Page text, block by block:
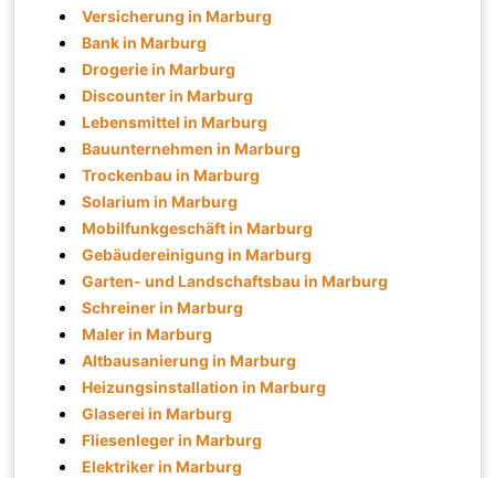
Versicherung in Marburg
Bank in Marburg
Drogerie in Marburg
Discounter in Marburg
Lebensmittel in Marburg
Bauunternehmen in Marburg
Trockenbau in Marburg
Solarium in Marburg
Mobilfunkgeschäft in Marburg
Gebäudereinigung in Marburg
Garten- und Landschaftsbau in Marburg
Schreiner in Marburg
Maler in Marburg
Altbausanierung in Marburg
Heizungsinstallation in Marburg
Glaserei in Marburg
Fliesenleger in Marburg
Elektriker in Marburg